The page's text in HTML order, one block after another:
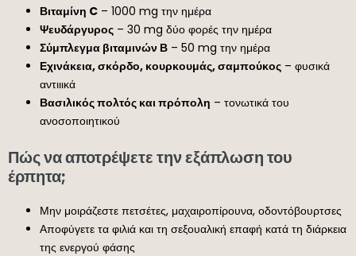
Βιταμίνη C – 1000 mg την ημέρα
Ψευδάργυρος – 30 mg δύο φορές την ημέρα
Σύμπλεγμα βιταμινών Β – 50 mg την ημέρα
Εχινάκεια, σκόρδο, κουρκουμάς, σαμπούκος – φυσικά
αντιιικά
Βασιλικός πολτός και πρόπολη – τονωτικά του
ανοσοποιητικού
Πώς να αποτρέψετε την εξάπλωση του
έρπητα;
Μην μοιράζεστε πετσέτες, μαχαιροπίρουνα, οδοντόβουρτσες
Αποφύγετε τα φιλιά και τη σεξουαλική επαφή κατά τη διάρκεια
της ενεργού φάσης